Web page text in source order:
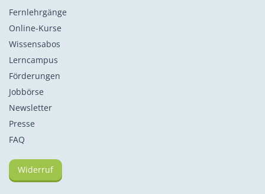
Fernlehrgänge
Online-Kurse
Wissensabos
Lerncampus
Förderungen
Jobbörse
Newsletter
Presse
FAQ
Widerruf